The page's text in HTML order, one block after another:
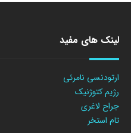
لینک های مفید
ارتودنسی نامرئی
رژیم کتوژنیک
جراح لاغری
تام استخر